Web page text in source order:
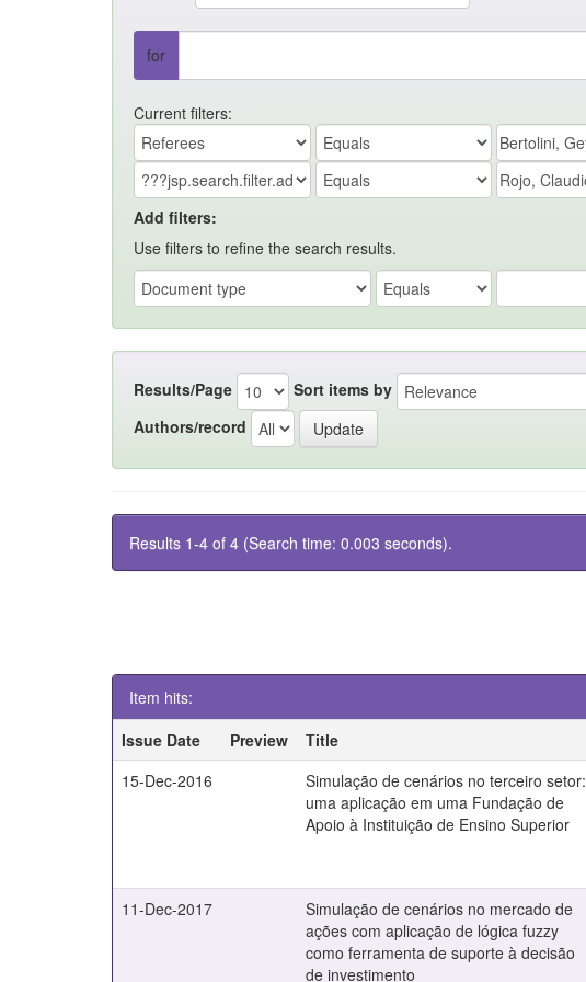
for
Current filters:
Add filters:
Use filters to refine the search results.
Results/Page Sort items by
Authors/record
Results 1-4 of 4 (Search time: 0.003 seconds).
Item hits:
Issue Date
Preview Title
15-Dec-2016
Simulação de cenários no terceiro setor:
uma aplicação em uma Fundação de
Apoio à Instituição de Ensino Superior
11-Dec-2017
Simulação de cenários no mercado de
ações com aplicação de lógica fuzzy
como ferramenta de suporte à decisão
de investimento